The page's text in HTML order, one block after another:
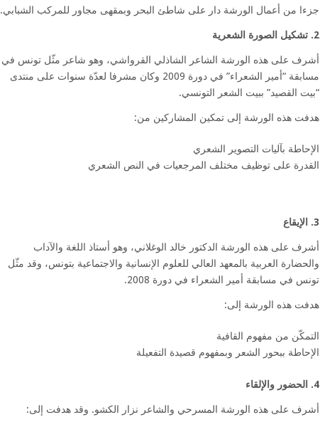
جزءا من أعمال الورشة دار على شاطئ البحر وبمقهى مجاور للمركب الشبابي.
2. تشكيل الصورة الشعرية
أشرف على هذه الورشة الشاعر الشاذلي القرواشي، وهو شاعر مثّل تونس في
مسابقة “أمير الشعراء” في دورة 2009 وكان مشرفا لعدّة سنوات على منتدى
“بيت القصيد” ببيت الشعر التونسي.
هدفت هذه الورشة إلى تمكين المشاركين من:
الإحاطة بآليات التصوير الشعري
القدرة على توظيف مختلف المرجعيات في النص الشعري
3. الإيقاع
أشرف على هذه الورشة الدكتور خالد الوغلاني، وهو أستاذ اللغة والآداب
والحضارة العربية بالمعهد العالي للعلوم الإنسانية والاجتماعية بتونس، وقد مثّل
تونس في مسابقة أمير الشعراء في دورة 2008.
هدفت هذه الورشة إلى:
التمكّن من مفهوم القافية
الإحاطة ببحور الشعر وبمفهوم قصيدة التفعيلة
4. الحضور والإلقاء
أشرف على هذه الورشة المسرحي والشاعر نزار الكشو. وقد هدفت إلى: